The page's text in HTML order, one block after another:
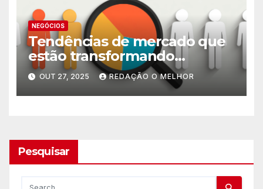
NEGÓCIOS
Tendências de mercado que
estão transformando
pequenos negócios
OUT 27, 2025 REDAÇÃO O MELHOR
Pesquisar